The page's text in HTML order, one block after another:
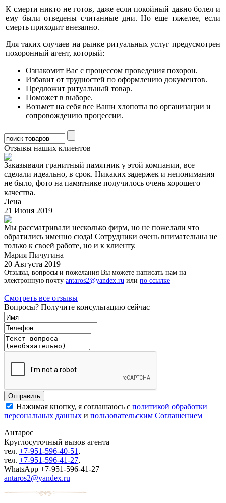
К смерти никто не готов, даже если покойный давно болел и
ему были отведены считанные дни. Но еще тяжелее, если
смерть приходит внезапно.
Для таких случаев на рынке ритуальных услуг предусмотрен
похоронный агент, который:
Ознакомит Вас с процессом проведения похорон.
Избавит от трудностей по оформлению документов.
Предложит ритуальный товар.
Поможет в выборе.
Возьмет на себя все Ваши хлопоты по организации и
сопровождению процессии.
Отзывы наших клиентов
Заказывали гранитный памятник у этой компании, все
сделали идеально, в срок. Никаких задержек и непонимания
не было, фото на памятнике получилось очень хорошего
качества.
Лена
21 Июня 2019
Мы рассматривали несколько фирм, но не пожелали что
обратились именно сюда! Сотрудники очень внимательны не
только к своей работе, но и к клиенту.
Мария Пичугина
20 Августа 2019
Отзывы, вопросы и пожелания Вы можете написать нам на
электронную почту antaros2@yandex.ru или по ссылке
Смотреть все отзывы
Вопросы? Получите консультацию сейчас
Нажимая кнопку, я соглашаюсь с политикой обработки
персональных данных и пользовательским Соглашением
Антарос
Круглосуточный вызов агента
тел. +7-951-596-40-51 ,
тел. +7-951-596-41-27,
WhatsApp +7-951-596-41-27
antaros2@yandex.ru